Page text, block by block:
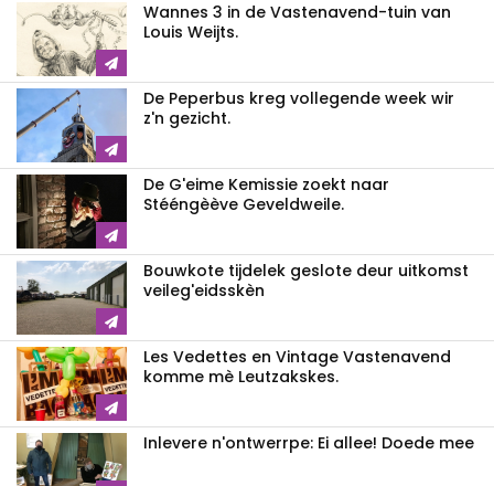
Wannes 3 in de Vastenavend-tuin van
Louis Weijts.
De Peperbus kreg vollegende week wir
z'n gezicht.
De G'eime Kemissie zoekt naar
Stééngèève Geveldweile.
Bouwkote tijdelek geslote deur uitkomst
veileg'eidsskèn
Les Vedettes en Vintage Vastenavend
komme mè Leutzakskes.
Inlevere n'ontwerrpe: Ei allee! Doede mee